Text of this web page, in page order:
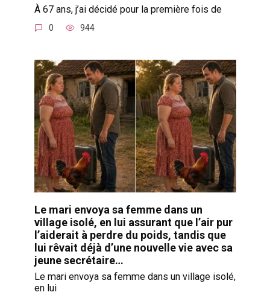
À 67 ans, j’ai décidé pour la première fois de
0 944
Le mari envoya sa femme dans un
village isolé, en lui assurant que l’air pur
l’aiderait à perdre du poids, tandis que
lui rêvait déjà d’une nouvelle vie avec sa
jeune secrétaire…
Le mari envoya sa femme dans un village isolé,
en lui